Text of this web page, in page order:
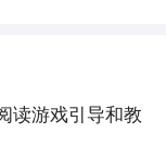
中，你可以建
动物，并与好友
读游戏引导和教